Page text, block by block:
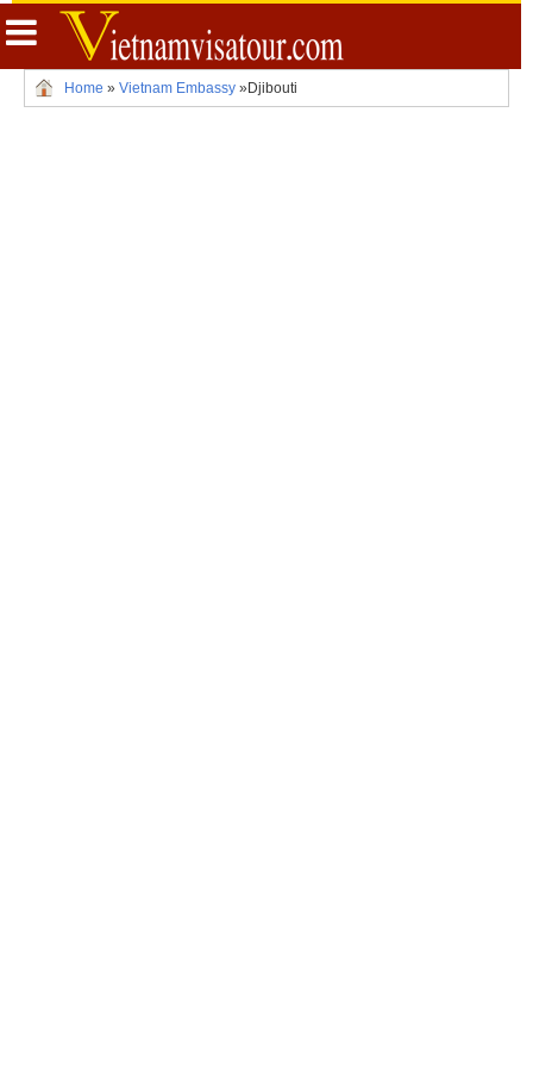
Home » Vietnam Embassy »Djibouti